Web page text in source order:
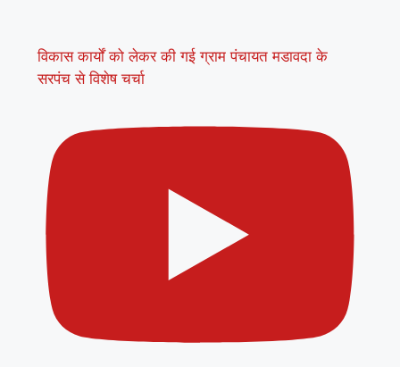
विकास कार्यों को लेकर की गई ग्राम पंचायत मडावदा के
सरपंच से विशेष चर्चा